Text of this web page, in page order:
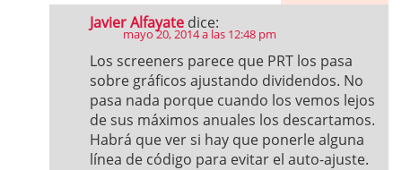
Javier Alfayate dice:
mayo 20, 2014 a las 12:48 pm
Los screeners parece que PRT los pasa
sobre gráficos ajustando dividendos. No
pasa nada porque cuando los vemos lejos
de sus máximos anuales los descartamos.
Habrá que ver si hay que ponerle alguna
línea de código para evitar el auto-ajuste.